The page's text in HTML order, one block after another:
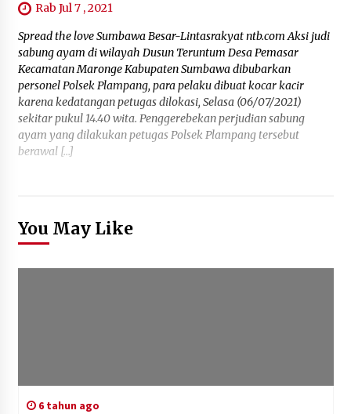
Rab Jul 7 , 2021
Spread the love Sumbawa Besar-Lintasrakyat ntb.com Aksi judi
sabung ayam di wilayah Dusun Teruntum Desa Pemasar
Kecamatan Maronge Kabupaten Sumbawa dibubarkan
personel Polsek Plampang, para pelaku dibuat kocar kacir
karena kedatangan petugas dilokasi, Selasa (06/07/2021)
sekitar pukul 14.40 wita. Penggerebekan perjudian sabung
ayam yang dilakukan petugas Polsek Plampang tersebut
berawal […]
You May Like
6 tahun ago